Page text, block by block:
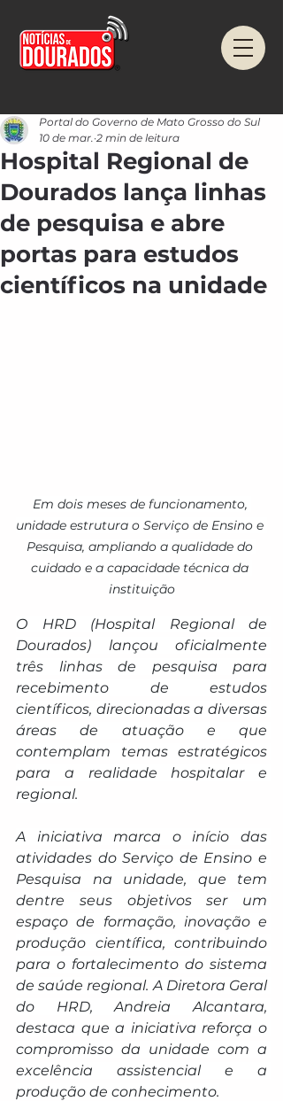
Hospital Regional de
Dourados lança linhas
de pesquisa e abre
portas para estudos
científicos na unidade
Portal do Governo de Mato Grosso do Sul
10 de mar. 2 min de leitura
Em dois meses de funcionamento,
unidade estrutura o Serviço de Ensino e
Pesquisa, ampliando a qualidade do
cuidado e a capacidade técnica da
instituição
O HRD (Hospital Regional de
Dourados) lançou oficialmente
três linhas de pesquisa para
recebimento de estudos
científicos, direcionadas a diversas
áreas de atuação e que
contemplam temas estratégicos
para a realidade hospitalar e
regional.
A iniciativa marca o início das
atividades do Serviço de Ensino e
Pesquisa na unidade, que tem
dentre seus objetivos ser um
espaço de formação, inovação e
produção científica, contribuindo
para o fortalecimento do sistema
de saúde regional. A Diretora Geral
do HRD, Andreia Alcantara,
destaca que a iniciativa reforça o
compromisso da unidade com a
excelência assistencial e a
produção de conhecimento.